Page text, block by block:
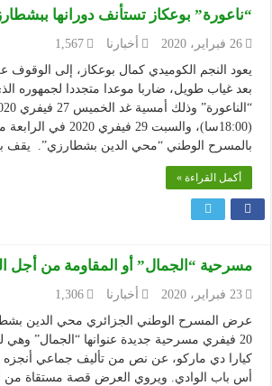
“ناعورة” بوعكاز تستأنف دورانها
26 فبراير، 2020 أخبارنا
1,567
يعود النجم الكوميدي كمال بوعكاز، إلى
بعد غياب طويل، ضاربا موعدا متجددا لجمهوره
بالمسرح الوطني “محي الدين بشطارزي”. يقف
أكمل القراءة »
مسرحية “الجمال” أو المقاومة من أجل
23 فبراير، 2020 أخبارنا
1,306
عرض المسرح الوطني الجزائري محي الدين
20 فيفري مسرحية جديدة عنوانها “الجمال” وهي
كيارا دي ماركو، عن نص من تأليف جماعي
أس باب الوادي. ويروي العرض قصة مستقاة من